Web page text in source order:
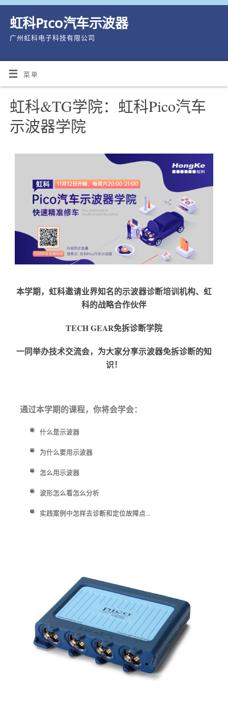
虹科Pico汽车示波器
广州虹科电子科技有限公司
菜单
虹科&TG学院：虹科Pico汽车
示波器学院
本学期，虹科邀请业界知名的示波器诊断培训机构、虹
科的战略合作伙伴
TECH GEAR免拆诊断学院
一同举办技术交流会，为大家分享示波器免拆诊断的知
识！
通过本学期的课程，你将会学会：
什么是示波器
为什么要用示波器
怎么用示波器
波形怎么看怎么分析
实践案例中怎样去诊断和定位故障点…